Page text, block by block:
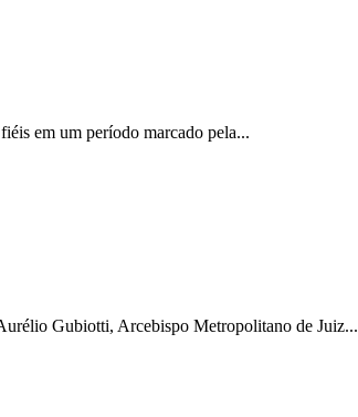
em um período marcado pela...
Gubiotti, Arcebispo Metropolitano de Juiz...